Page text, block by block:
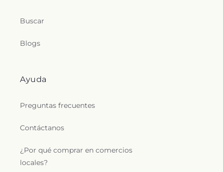
Buscar
Blogs
Ayuda
Preguntas frecuentes
Contáctanos
¿Por qué comprar en comercios
locales?